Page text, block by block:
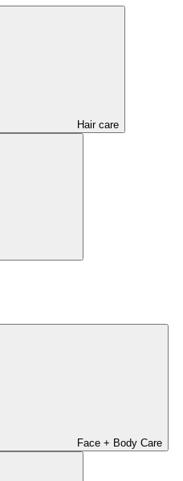
Hair care
Face + Body Care